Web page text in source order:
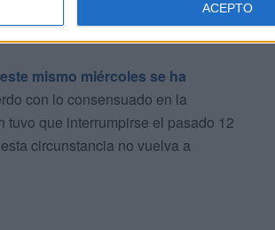
ACEPTO
este mismo miércoles se ha
con lo consensuado en la
que interrumpirse el pasado 12
circunstancia no vuelva a